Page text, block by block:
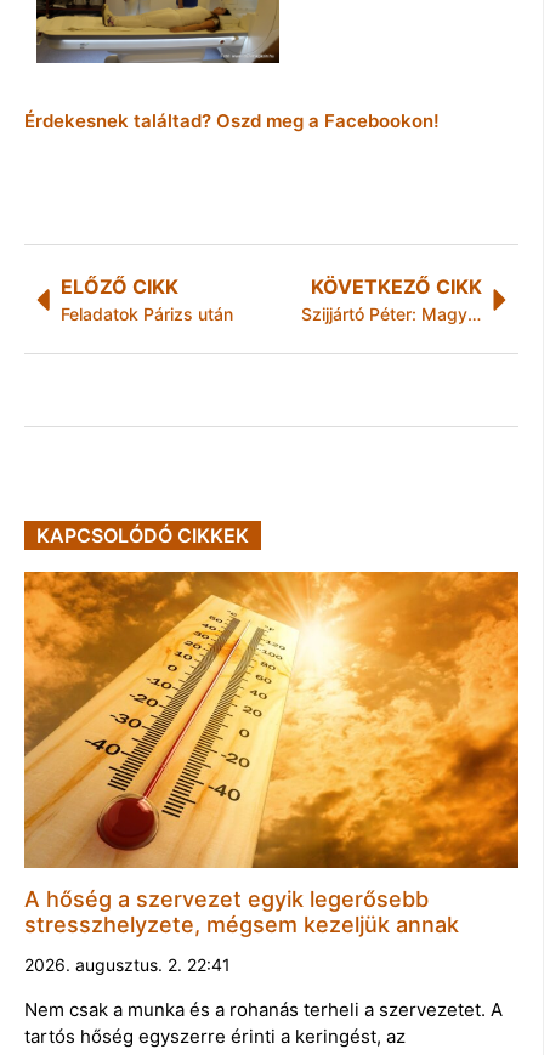
Érdekesnek találtad? Oszd meg a Facebookon!
ELŐZŐ CIKK
Feladatok Párizs után
KÖVETKEZŐ CIKK
Szijjártó Péter: Magyarországgal nem lehet szórakozni
KAPCSOLÓDÓ CIKKEK
A hőség a szervezet egyik legerősebb
stresszhelyzete, mégsem kezeljük annak
2026. augusztus. 2. 22:41
Nem csak a munka és a rohanás terheli a szervezetet. A
tartós hőség egyszerre érinti a keringést, az